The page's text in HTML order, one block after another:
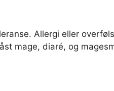
Allergi eller
mage, diaré, og